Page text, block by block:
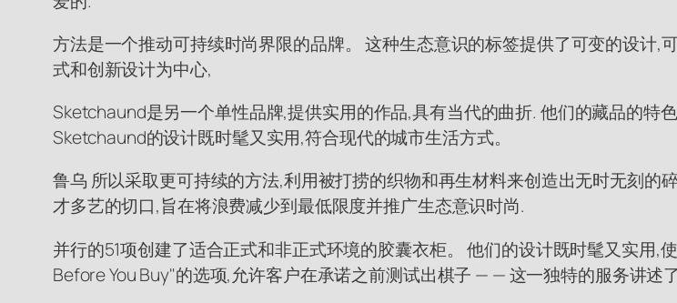
方法是一个推动可持续时尚界限的品牌。 这种生态意识的标签提供了可变的设计,
式和创新设计为中心,
Sketchaund是另一个单性品牌,提供实用的作品,具有当代的曲折. 他们的藏品的特
Sketchaund的设计既时髦又实用,符合现代的城市生活方式。
鲁乌 所以采取更可持续的方法,利用被打捞的织物和再生材料来创造出无时无刻的
才多艺的切口,旨在将浪费减少到最低限度并推广生态意识时尚.
并行的51项创建了适合正式和非正式环境的胶囊衣柜。 他们的设计既时髦又实用,
Before You Buy"的选项,允许客户在承诺之前测试出棋子 — — 这一独特的服务讲述